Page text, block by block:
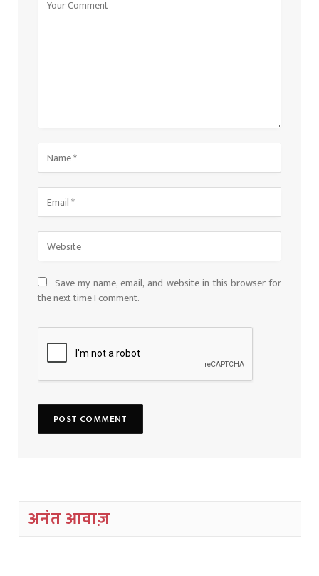
Save my name, email, and website in this browser for
the next time I comment.
अनंत आवाज़